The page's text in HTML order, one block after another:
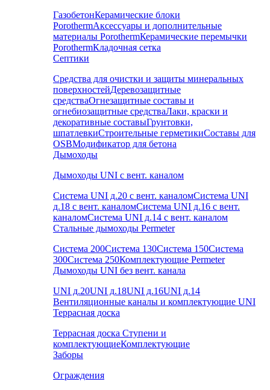
ГазобетонКерамические блоки
PorothermАксессуары и дополнительные
материалы PorothermКерамические перемычки
PorothermКладочная сетка
Септики
Средства для очистки и защиты минеральных
поверхностейДеревозащитные
средстваОгнезащитные составы и
огнебиозащитные средстваЛаки, краски и
декоративные составыГрунтовки,
шпатлевкиСтроительные герметикиСоставы для
OSBМодификатор для бетона
Дымоходы
Дымоходы UNI с вент. каналом
Система UNI д.20 с вент. каналомСистема UNI
д.18 с вент. каналомСистема UNI д.16 с вент.
каналомСистема UNI д.14 с вент. каналом
Стальные дымоходы Permeter
Система 200Система 130Система 150Система
300Система 250Комплектующие Permeter
Дымоходы UNI без вент. канала
UNI д.20UNI д.18UNI д.16UNI д.14
Вентиляционные каналы и комплектующие UNI
Террасная доска
Террасная доска Ступени и
комплектующиеКомплектующие
Заборы
Ограждения